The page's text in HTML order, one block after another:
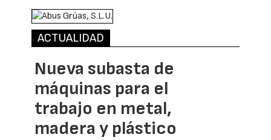
ACTUALIDAD
Nueva subasta de
máquinas para el
trabajo en metal,
madera y plástico